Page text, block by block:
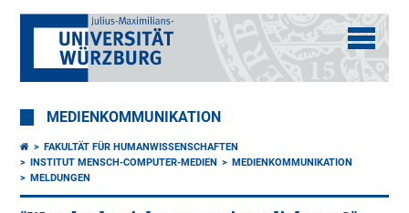
MEDIENKOMMUNIKATION
FAKULTÄT FÜR HUMANWISSENSCHAFTEN
INSTITUT MENSCH-COMPUTER-MEDIEN
MEDIENKOMMUNIKATION
MELDUNGEN